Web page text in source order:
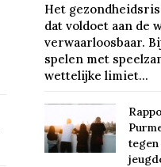
Het
dat voldoet aan de
verwaarloosbaar.
spelen met
wettelijke limiet...